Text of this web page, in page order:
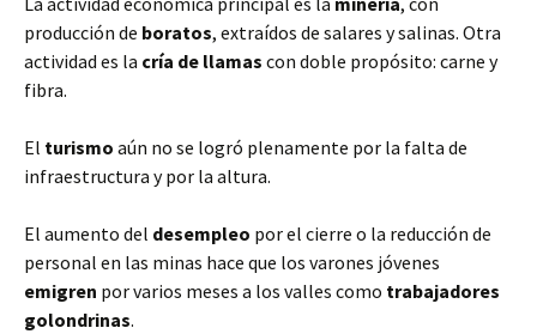
producción de boratos, extraídos de salares y salinas. Otra
actividad es la cría de llamas con doble propósito: carne y
fibra.
El turismo aún no se logró plenamente por la falta de
infraestructura y por la altura.
El aumento del desempleo por el cierre o la reducción de
personal en las minas hace que los varones jóvenes
emigren por varios meses a los valles como trabajadores
golondrinas.